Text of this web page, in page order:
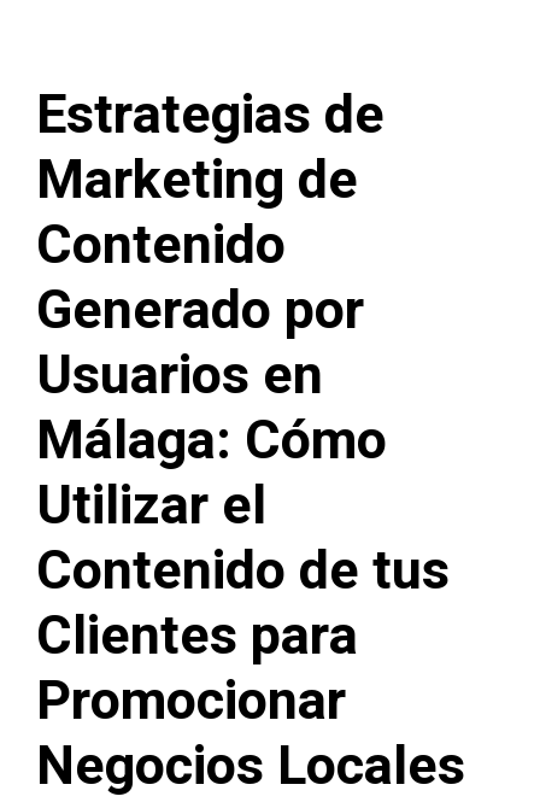
Estrategias de
Marketing de
Contenido
Generado por
Usuarios en
Málaga: Cómo
Utilizar el
Contenido de tus
Clientes para
Promocionar
Negocios Locales